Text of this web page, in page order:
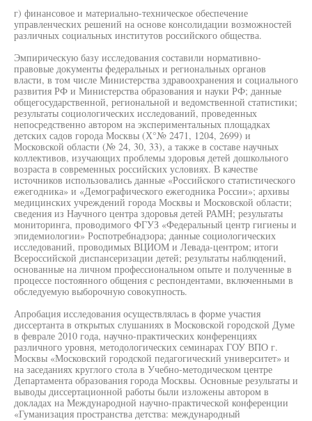
г) финансовое и материально-техническое обеспечение
управленческих решений на основе консолидации возможностей
различных социальных институтов российского общества.
Эмпирическую базу исследования составили нормативно-
правовые документы федеральных и региональных органов
власти, в том числе Министерства здравоохранения и социального
развития РФ и Министерства образования и науки РФ; данные
общегосударственной, региональной и ведомственной статистики;
результаты социологических исследований, проведенных
непосредственно автором на экспериментальных площадках
детских садов города Москвы (Х°№ 2471, 1204, 2699) и
Московской области (№ 24, 30, 33), а также в составе научных
коллективов, изучающих проблемы здоровья детей дошкольного
возраста в современных российских условиях. В качестве
источников использовались данные «Российского статистического
ежегодника» и «Демографического ежегодника России»; архивы
медицинских учреждений города Москвы и Московской области;
сведения из Научного центра здоровья детей РАМН; результаты
мониторинга, проводимого ФГУЗ «Федеральный центр гигиены и
эпидемиологии» Роспотребнадзора; данные социологических
исследований, проводимых ВЦИОМ и Левада-центром; итоги
Всероссийской диспансеризации детей; результаты наблюдений,
основанные на личном профессиональном опыте и полученные в
процессе постоянного общения с респондентами, включенными в
обследуемую выборочную совокупность.
Апробация исследования осуществлялась в форме участия
диссертанта в открытых слушаниях в Московской городской Думе
в феврале 2010 года, научно-практических конференциях
различного уровня, методологических семинарах ГОУ ВПО г.
Москвы «Московский городской педагогический университет» и
на заседаниях круглого стола в Учебно-методическом центре
Департамента образования города Москвы. Основные результаты и
выводы диссертационной работы были изложены автором в
докладах на Международной научно-практической конференции
«Гуманизация пространства детства: международный